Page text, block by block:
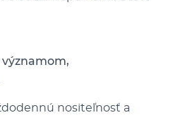
nositeľnosť a